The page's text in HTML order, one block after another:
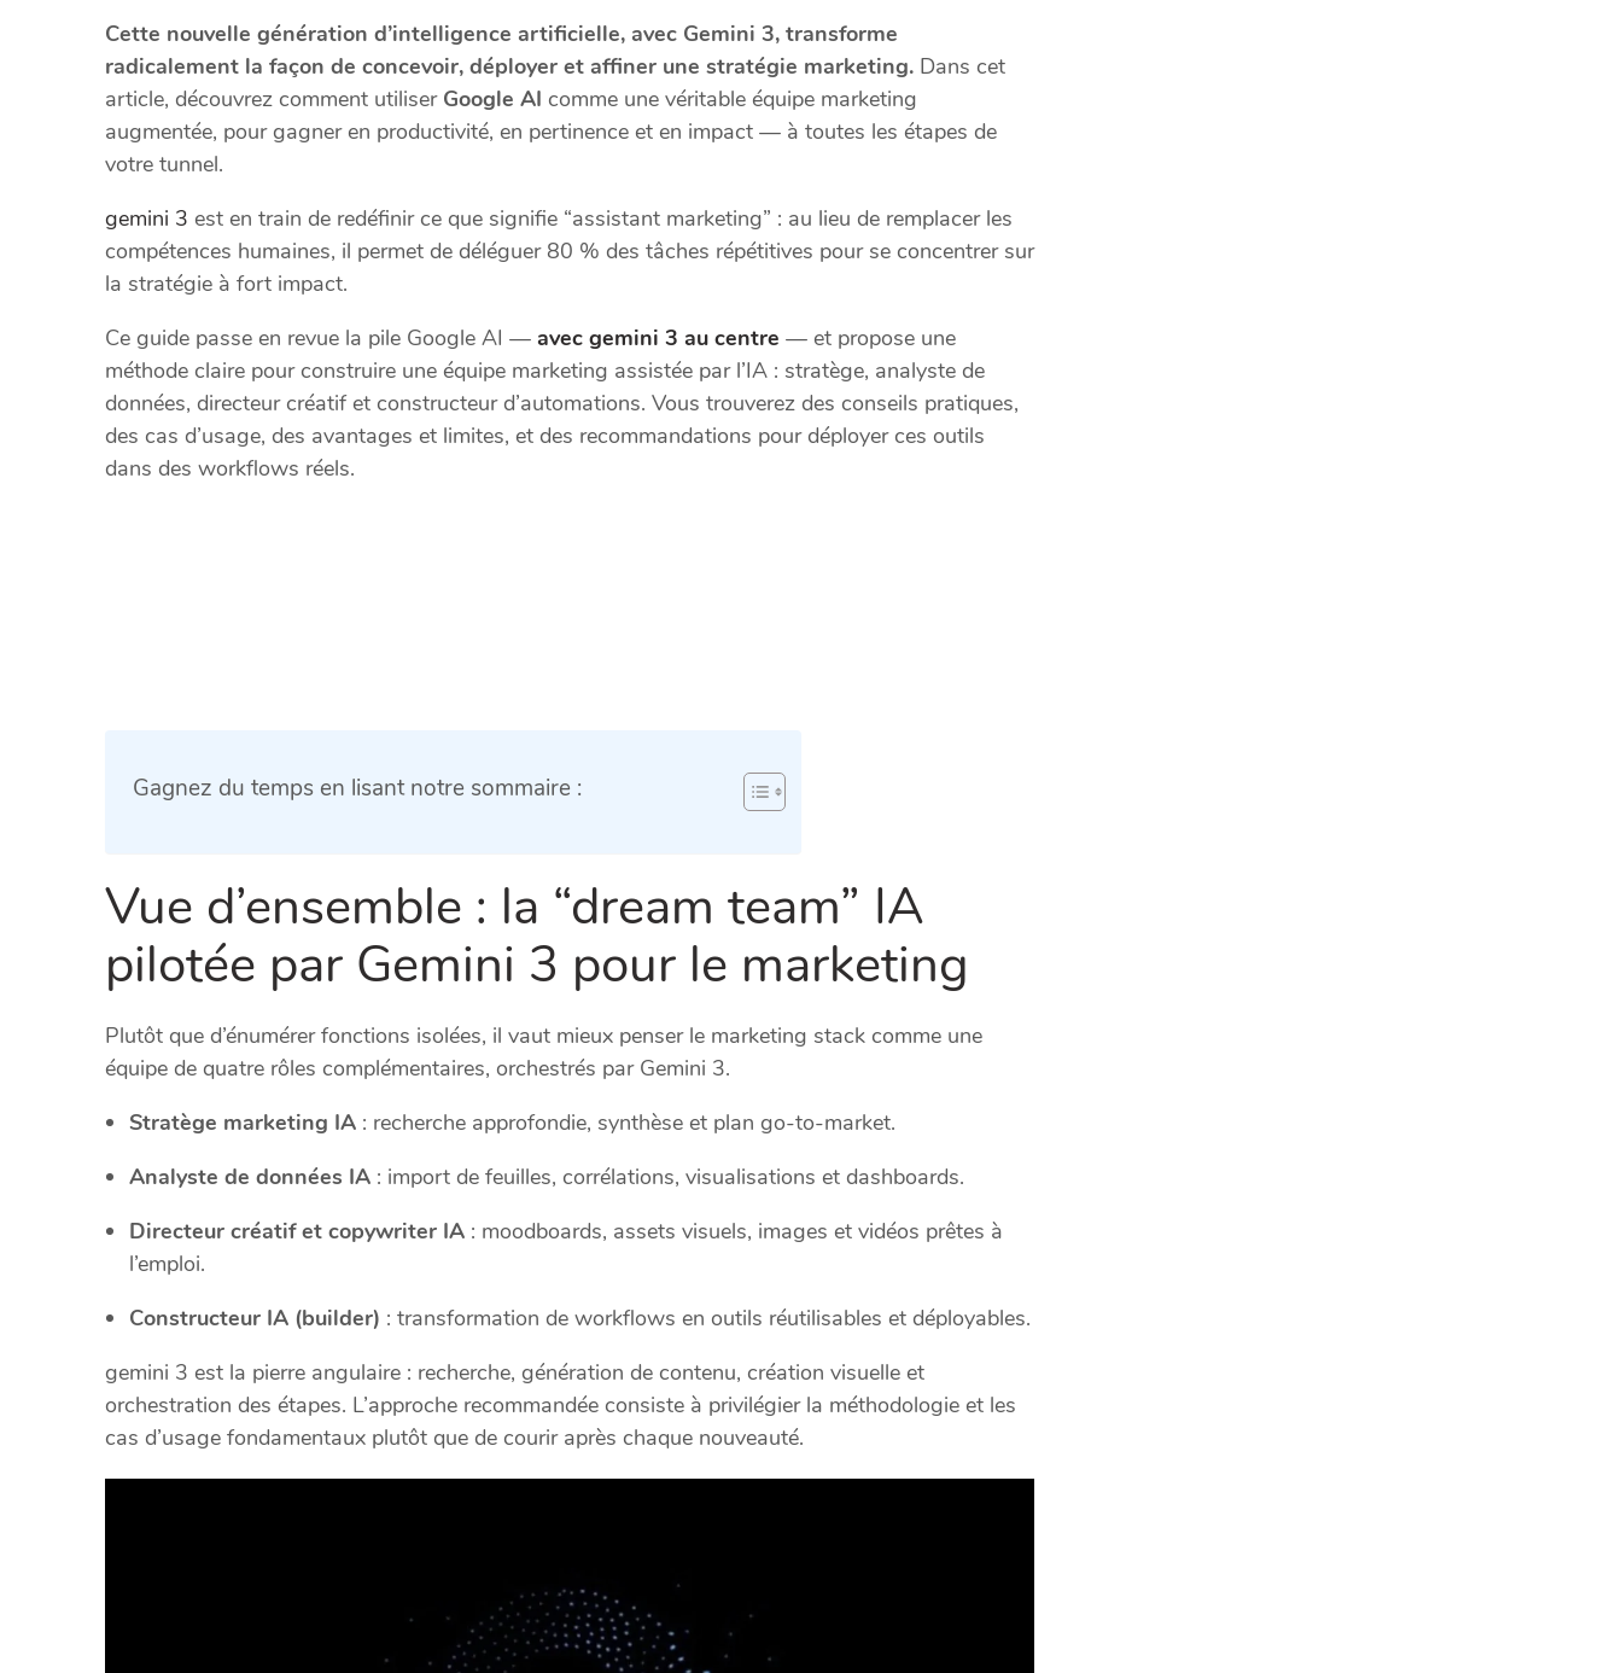
Cette nouvelle génération d’intelligence artificielle, avec Gemini 3, transforme
radicalement la façon de concevoir, déployer et affiner une stratégie marketing. Dans cet
article, découvrez comment utiliser Google AI comme une véritable équipe marketing
augmentée, pour gagner en productivité, en pertinence et en impact — à toutes les étapes de
votre tunnel.
gemini 3 est en train de redéfinir ce que signifie “assistant marketing” : au lieu de remplacer les
compétences humaines, il permet de déléguer 80 % des tâches répétitives pour se concentrer sur
la stratégie à fort impact.
Ce guide passe en revue la pile Google AI — avec gemini 3 au centre — et propose une
méthode claire pour construire une équipe marketing assistée par l’IA : stratège, analyste de
données, directeur créatif et constructeur d’automations. Vous trouverez des conseils pratiques,
des cas d’usage, des avantages et limites, et des recommandations pour déployer ces outils
dans des workflows réels.
Gagnez du temps en lisant notre sommaire :
Vue d’ensemble : la “dream team” IA
pilotée par Gemini 3 pour le marketing
Plutôt que d’énumérer fonctions isolées, il vaut mieux penser le marketing stack comme une
équipe de quatre rôles complémentaires, orchestrés par Gemini 3.
Stratège marketing IA : recherche approfondie, synthèse et plan go-to-market.
Analyste de données IA : import de feuilles, corrélations, visualisations et dashboards.
Directeur créatif et copywriter IA : moodboards, assets visuels, images et vidéos prêtes à
l’emploi.
Constructeur IA (builder) : transformation de workflows en outils réutilisables et déployables.
gemini 3 est la pierre angulaire : recherche, génération de contenu, création visuelle et
orchestration des étapes. L’approche recommandée consiste à privilégier la méthodologie et les
cas d’usage fondamentaux plutôt que de courir après chaque nouveauté.